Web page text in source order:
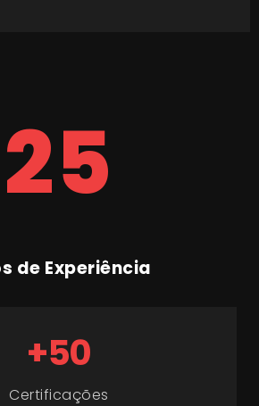
25
de Experiência
+50
Certificações